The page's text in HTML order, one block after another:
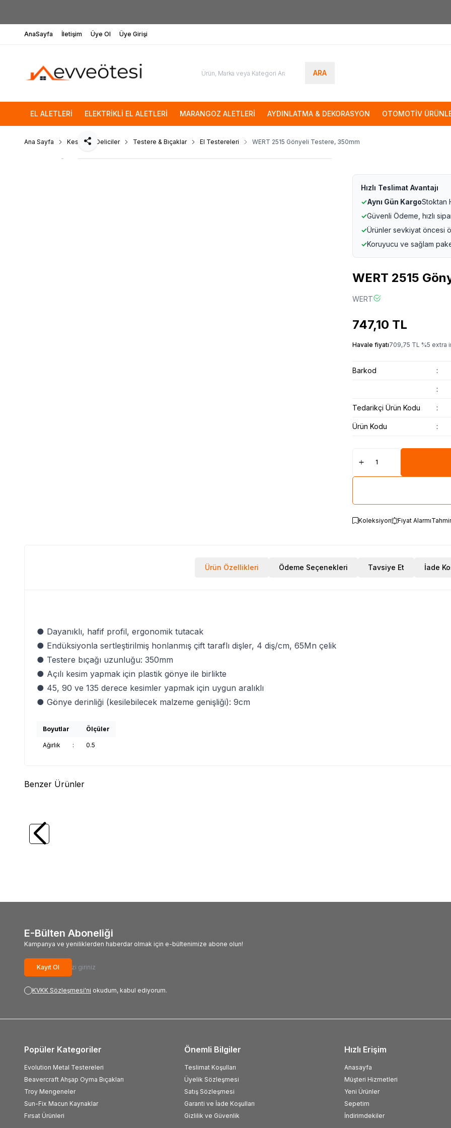
AnaSayfa İletişim Üye Ol Üye Girişi
ARA
EL ALETLERİ ELEKTRİKLİ EL ALETLERİ MARANGOZ ALETLERİ AYDINLATMA & DEKORASYON OTOMOTİV
Ana Sayfa Kesici ve Deliciler Testere & Bıçaklar El Testereleri WERT 2515 Gönyeli Testere, 350mm
Paylaş
Hızlı Teslimat Avantajı
✓Aynı Gün KargoStoktan
✓Güvenli Ödeme, hızlı
✓Ürünler sevkiyat öncesi
✓Koruyucu ve sağlam
WERT 2515
WERT
747,10 TL
Havale fiyatı709,75 TL %5 extra
Barkod :
:
Tedarikçi Ürün Kodu :
Ürün Kodu :
Koleksiyon Fiyat Alarmı
Ürün Özellikleri Ödeme Seçenekleri Tavsiye Et İade
● Dayanıklı, hafif profil, ergonomik tutacak
● Endüksiyonla sertleştirilmiş honlanmış çift taraflı dişler, 4 diş/cm, 65Mn çelik
● Testere bıçağı uzunluğu: 350mm
● Açılı kesim yapmak için plastik gönye ile birlikte
● 45, 90 ve 135 derece kesimler yapmak için uygun aralıklı
● Gönye derinliği (kesilebilecek malzeme genişliği): 9cm
Boyutlar Ölçüler
Ağırlık : 0.5
Benzer Ürünler
TROY
Ahşap Törpüleme Oyma Diski, 115mm
E-Bülten Aboneliği
Kampanya ve yeniliklerden haberdar olmak için e-bültenimize abone olun!
Kayıt Ol
KVKK Sözleşmesi'ni okudum, kabul ediyorum.
Popüler Kategoriler
Evolution Metal Testereleri
Beavercraft Ahşap Oyma Bıçakları
Troy Mengeneler
Sun-Fix Macun Kaynaklar
Fırsat Ürünleri
Önemli Bilgiler
Teslimat Koşulları
Üyelik Sözleşmesi
Satış Sözleşmesi
Garanti ve İade Koşulları
Gizlilik ve Güvenlik
Hızlı Erişim
Anasayfa
Müşteri Hizmetleri
Yeni Ürünler
Sepetim
İndirimdekiler